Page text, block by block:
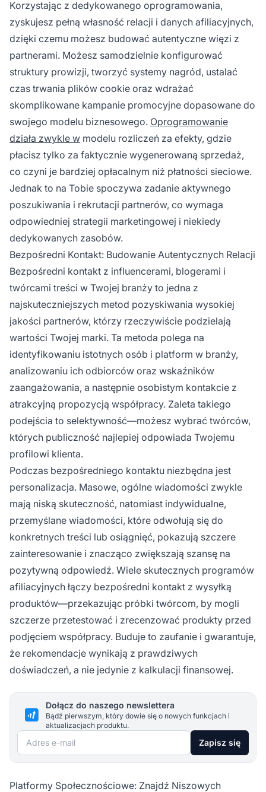
Korzystając z dedykowanego oprogramowania,
zyskujesz pełną własność relacji i danych afiliacyjnych,
dzięki czemu możesz budować autentyczne więzi z
partnerami. Możesz samodzielnie konfigurować
struktury prowizji, tworzyć systemy nagród, ustalać
czas trwania plików cookie oraz wdrażać
skomplikowane kampanie promocyjne dopasowane do
swojego modelu biznesowego. Oprogramowanie
działa zwykle w modelu rozliczeń za efekty, gdzie
płacisz tylko za faktycznie wygenerowaną sprzedaż,
co czyni je bardziej opłacalnym niż płatności sieciowe.
Jednak to na Tobie spoczywa zadanie aktywnego
poszukiwania i rekrutacji partnerów, co wymaga
odpowiedniej strategii marketingowej i niekiedy
dedykowanych zasobów.
Bezpośredni Kontakt: Budowanie Autentycznych Relacji
Bezpośredni kontakt z influencerami, blogerami i
twórcami treści w Twojej branży to jedna z
najskuteczniejszych metod pozyskiwania wysokiej
jakości partnerów, którzy rzeczywiście podzielają
wartości Twojej marki. Ta metoda polega na
identyfikowaniu istotnych osób i platform w branży,
analizowaniu ich odbiorców oraz wskaźników
zaangażowania, a następnie osobistym kontakcie z
atrakcyjną propozycją współpracy. Zaleta takiego
podejścia to selektywność—możesz wybrać twórców,
których publiczność najlepiej odpowiada Twojemu
profilowi klienta.
Podczas bezpośredniego kontaktu niezbędna jest
personalizacja. Masowe, ogólne wiadomości zwykle
mają niską skuteczność, natomiast indywidualne,
przemyślane wiadomości, które odwołują się do
konkretnych treści lub osiągnięć, pokazują szczere
zainteresowanie i znacząco zwiększają szansę na
pozytywną odpowiedź. Wiele skutecznych programów
afiliacyjnych łączy bezpośredni kontakt z wysyłką
produktów—przekazując próbki twórcom, by mogli
szczerze przetestować i zrecenzować produkty przed
podjęciem współpracy. Buduje to zaufanie i gwarantuje,
że rekomendacje wynikają z prawdziwych
doświadczeń, a nie jedynie z kalkulacji finansowej.
Dołącz do naszego newslettera
Bądź pierwszym, który dowie się o nowych funkcjach i
aktualizacjach produktu.
Adres e-mail Zapisz się
Platformy Społecznościowe: Znajdź Niszowych